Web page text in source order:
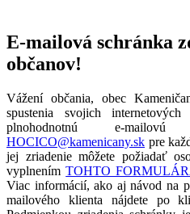
E-mailová schránka
občanov!
Vážení občania, obec
spustenia svojich
plnohodnotnú e-
HOCICO@kamenicany.sk pre
jej zriadenie môžete požiadať
vyplnenímTOHTO
Viac informácií, ako aj návod na
mailového klienta nájdete po